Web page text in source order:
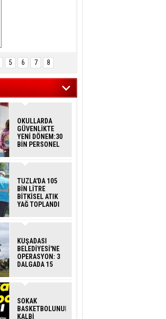
5 6 7 8
OKULLARDA
GÜVENLİKTE
YENİ DÖNEM:30
BİN PERSONEL
DEDEKTÖRLÜ
TUZLA'DA 105
BİN LİTRE
BİTKİSEL ATIK
YAĞ TOPLANDI
KUŞADASI
BELEDİYESİ'NE
OPERASYON: 3
DALGADA 15
SOKAK
BASKETBOLUNUN
KALBİ